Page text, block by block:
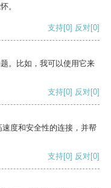
。
支持[0] 反对[0]
。比如，我可以使用它来
支持[0] 反对[0]
度和安全性的连接，并帮
支持[0] 反对[0]